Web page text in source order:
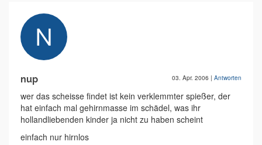
nup 03. Apr. 2006 | Antworten
wer das scheisse findet ist kein verklemmter spießer, der
hat einfach mal gehirnmasse im schädel, was ihr
hollandliebenden kinder ja nicht zu haben scheint
einfach nur hirnlos